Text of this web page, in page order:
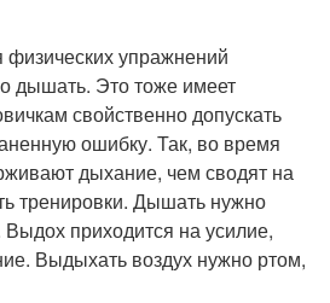
упражнений
дышать. Это тоже имеет
свойственно допускать
ошибку. Так, во время
дыхание, чем сводят на
тренировки. Дышать нужно
приходится на усилие,
Выдыхать воздух нужно ртом,